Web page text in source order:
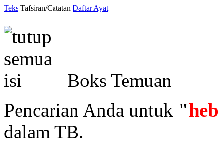
Teks Tafsiran/Catatan Daftar Ayat
Boks Temuan
Pencarian Anda untuk "
dalam TB.